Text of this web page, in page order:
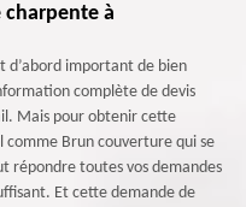
à
d’abord important de bien
complète de devis
Mais pour obtenir cette
Brun couverture qui se
répondre toutes vos demandes
Et cette demande de